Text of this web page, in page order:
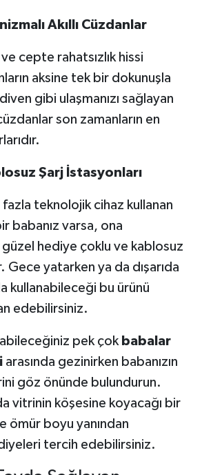
Akıllı Cüzdanlar
cepte rahatsızlık hissi
aksine tek bir dokunuşla
gibi ulaşmanızı sağlayan
son zamanların en
Şarj İstasyonları
fazla teknolojik cihaz kullanan
babanız varsa, ona
hediye çoklu ve kablosuz
Gece yatarken ya da dışarıda
kullanabileceği bu ürünü
edebilirsiniz.
pek çok babalar
arasında gezinirken babanızın
göz önünde bulundurun.
vitrinin köşesine koyacağı bir
ömür boyu yanından
tercih edebilirsiniz.